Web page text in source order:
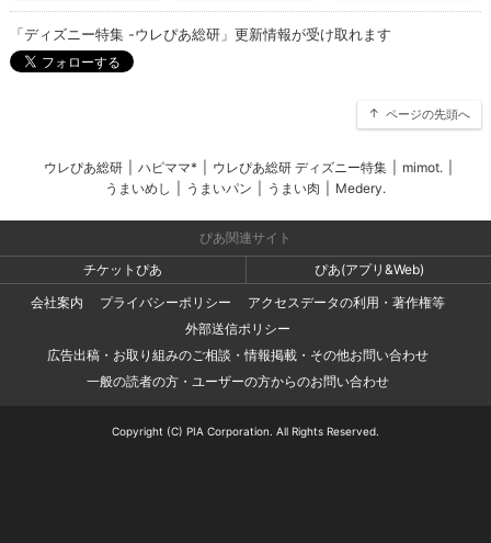
「ディズニー特集 -ウレぴあ総研」更新情報が受け取れます
ページの先頭へ
ウレぴあ総研 ハピママ* ウレぴあ総研 ディズニー特集 mimot.
うまいめし
うまいパン うまい肉 Medery.
ぴあ関連サイト
チケットぴあ
ぴあ(アプリ&Web)
会社案内
プライバシーポリシー
アクセスデータの利用・著作権等
外部送信ポリシー
広告出稿・お取り組みのご相談・情報掲載・その他お問い合わせ
一般の読者の方・ユーザーの方からのお問い合わせ
Copyright (C) PIA Corporation. All Rights Reserved.